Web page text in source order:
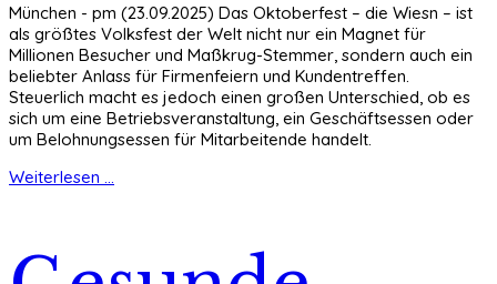
München - pm (23.09.2025) Das Oktoberfest – die Wiesn – ist
als größtes Volksfest der Welt nicht nur ein Magnet für
Millionen Besucher und Maßkrug-Stemmer, sondern auch ein
beliebter Anlass für Firmenfeiern und Kundentreffen.
Steuerlich macht es jedoch einen großen Unterschied, ob es
sich um eine Betriebsveranstaltung, ein Geschäftsessen oder
um Belohnungsessen für Mitarbeitende handelt.
Weiterlesen ...